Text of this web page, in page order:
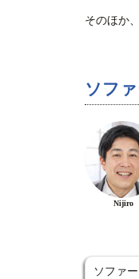
そのほか
ソフ
Nijiro
ソファ